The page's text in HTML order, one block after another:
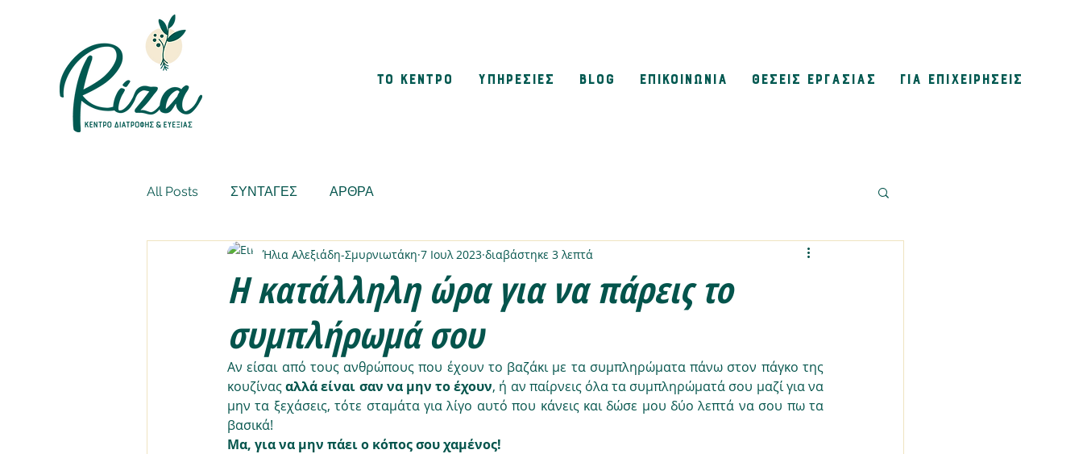
ΤΟ ΚΕΝΤΡΟ ΥΠΗΡΕΣΙΕΣ BLOG ΕΠΙΚΟΙΝΩΝΙΑ ΘΕΣΕΙΣ ΕΡΓΑΣΙΑΣ ΓΙΑ ΕΠΙΧΕΙΡΗΣΕΙΣ
All Posts ΣΥΝΤΑΓΕΣ ΑΡΘΡΑ
Η κατάλληλη ώρα για να πάρεις το
συμπλήρωμά σου
Ήλια Αλεξιάδη-Σμυρνιωτάκη 7 Ιουλ 2023 διαβάστηκε 3 λεπτά
Αν είσαι από τους ανθρώπους που έχουν το βαζάκι με τα συμπληρώματα πάνω στον πάγκο της
κουζίνας αλλά είναι σαν να μην το έχουν, ή αν παίρνεις όλα τα συμπληρώματά σου μαζί για να
μην τα ξεχάσεις, τότε σταμάτα για λίγο αυτό που κάνεις και δώσε μου δύο λεπτά να σου πω τα
βασικά!
Μα, για να μην πάει ο κόπος σου χαμένος!